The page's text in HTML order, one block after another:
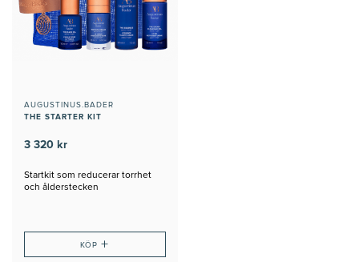
AUGUSTINUS.BADER
THE STARTER KIT
3 320 kr
Startkit som reducerar torrhet
och ålderstecken
KÖP+